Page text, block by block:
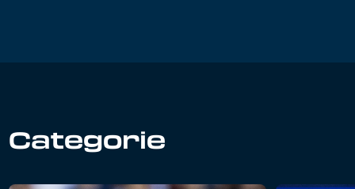
Categorie